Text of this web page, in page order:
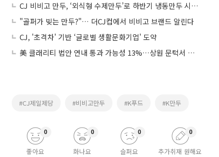
CJ 비비고 만두, ‘외식형 수제만두’로 하반기 냉동만두 시장 이끈다
"골퍼가 빚는 만두?"… 더CJ컵에서 비비고 브랜드 알린다
CJ, '초격차' 기반 ‘글로벌 생활문화기업' 도약
美 클래리티 법안 연내 통과 가능성 13%…상원 문턱서 제동
#CJ제일제당 #비비고만두 #K푸드 #K만두
좋아요
0
화나요
0
슬퍼요
0
추가취재 원해요
0